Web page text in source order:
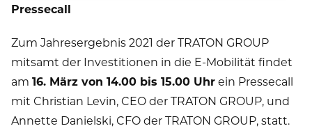
Pressecall
Zum Jahresergebnis 2021 der TRATON GROUP
mitsamt der Investitionen in die E-Mobilität findet
am 16. März von 14.00 bis 15.00 Uhrein Pressecall
mit Christian Levin, CEO der TRATON GROUP, und
Annette Danielski, CFO der TRATON GROUP, statt.